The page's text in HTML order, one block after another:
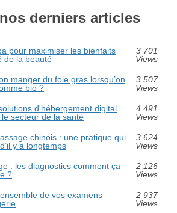
derniers articles
pour maximiser les bienfaits
de la beauté
3 701
Views
manger du foie gras lorsqu’on
bio ?
3 507
Views
d'hébergement digital
secteur de la santé
4 491
Views
chinois : une pratique qui
y a longtemps
3 624
Views
: les diagnostics comment ça
?
2 126
Views
de vos examens
2 937
Views